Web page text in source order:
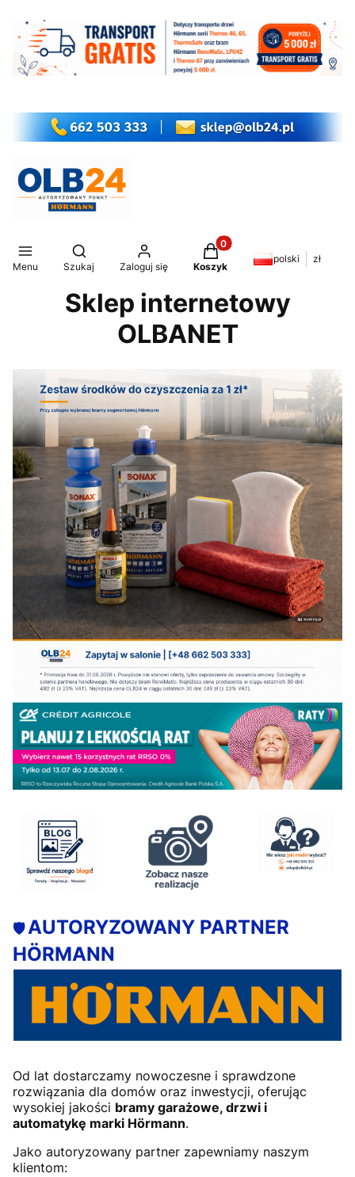
Menu
Otwórz wyszukiwarkę
Szukaj Zaloguj się
Produkty w koszyku: 0.
Koszyk
polski zł
Sklep internetowy
OLBANET
🛡️AUTORYZOWANY PARTNER
HÖRMANN
Od lat dostarczamy nowoczesne i sprawdzone
rozwiązania dla domów oraz inwestycji, oferując
wysokiej jakości bramy garażowe, drzwi i
automatykę marki Hörmann.
Jako autoryzowany partner zapewniamy naszym
klientom: